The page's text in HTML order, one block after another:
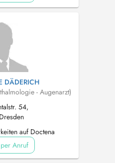
DÄDERICH
- Augenarzt)
54,
auf Doctena
Anruf